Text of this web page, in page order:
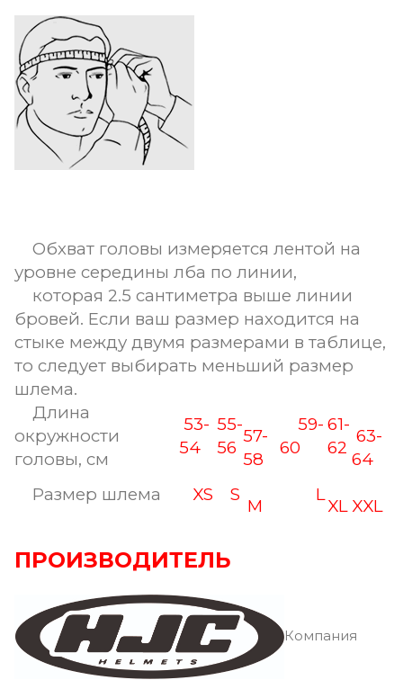
Обхват головы измеряется лентой на
уровне середины лба по линии,
которая 2.5 сантиметра выше линии
бровей. Если ваш размер находится на
стыке между двумя размерами в таблице,
то следует выбирать меньший размер
шлема.
Длина
окружности
головы, см
53-
54
55-
56
57-
58
59-
60
61-
62
63-
64
Размер шлема
XS S
M
L
XL XXL
ПРОИЗВОДИТЕЛЬ
Компания